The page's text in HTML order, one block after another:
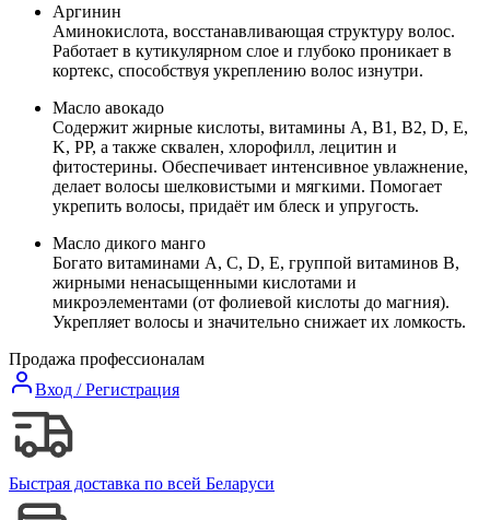
Аргинин
Аминокислота, восстанавливающая структуру волос.
Работает в кутикулярном слое и глубоко проникает в
кортекс, способствуя укреплению волос изнутри.
Масло авокадо
Содержит жирные кислоты, витамины A, B1, B2, D, E,
K, PP, а также сквален, хлорофилл, лецитин и
фитостерины. Обеспечивает интенсивное увлажнение,
делает волосы шелковистыми и мягкими. Помогает
укрепить волосы, придаёт им блеск и упругость.
Масло дикого манго
Богато витаминами А, С, D, E, группой витаминов В,
жирными ненасыщенными кислотами и
микроэлементами (от фолиевой кислоты до магния).
Укрепляет волосы и значительно снижает их ломкость.
Продажа профессионалам
Вход / Регистрация
Быстрая доставка по всей Беларуси